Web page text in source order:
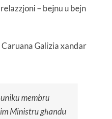
– bejnu u bejn
Galizia xandar
membru
Ministru għandu